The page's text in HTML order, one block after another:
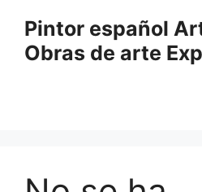
contenido
Pintor español
Obras de arte